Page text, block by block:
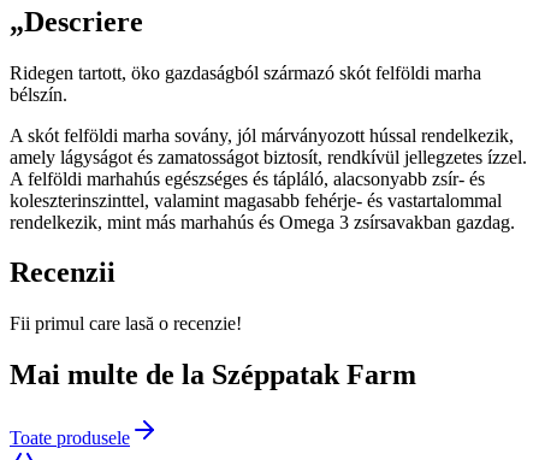
„Descriere
Ridegen tartott, öko gazdaságból származó skót felföldi marha
bélszín.
A skót felföldi marha sovány, jól márványozott hússal rendelkezik,
amely lágyságot és zamatosságot biztosít, rendkívül jellegzetes ízzel.
A felföldi marhahús egészséges és tápláló, alacsonyabb zsír- és
koleszterinszinttel, valamint magasabb fehérje- és vastartalommal
rendelkezik, mint más marhahús és Omega 3 zsírsavakban gazdag.
Recenzii
Fii primul care lasă o recenzie!
Mai multe de la Széppatak Farm
Toate produsele